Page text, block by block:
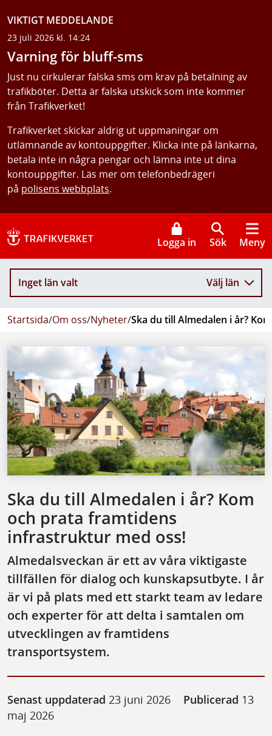
VIKTIGT MEDDELANDE
23 juli 2026 kl. 14:24
Varning för bluff-sms
Just nu cirkulerar falska sms om krav på betalning av
trafikböter. Detta är falska utskick som inte kommer
från Trafikverket!
Trafikverket skickar aldrig ut uppmaningar om
utlämnande av kontouppgifter. Klicka inte på länkarna,
betala inte in några pengar och lämna inte ut dina
kontouppgifter. Läs mer om telefonbedrägeri
på polisens webbplats.
Logga in Sök Meny
Inget län valt Välj län
Startsida/Om oss/Nyheter/Ska du till Almedalen i år?
Ska du till Almedalen i år? Kom
och prata framtidens
infrastruktur med oss!
Almedalsveckan är ett av våra viktigaste
tillfällen för dialog och kunskapsutbyte. I år
är vi på plats med ett starkt team av ledare
och experter för att delta i samtalen om
utvecklingen av framtidens
transportsystem.
Senast uppdaterad 23 juni 2026 Publicerad 13
maj 2026